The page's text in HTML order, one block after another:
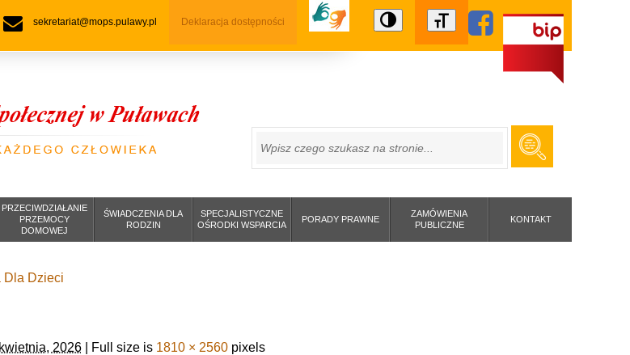
sekretariat@mops.pulawy.pl Deklaracja dostępności
SZUKAJ
PRZECIWDZIAŁANIE
PRZEMOCY
DOMOWEJ
ŚWIADCZENIA DLA
RODZIN
SPECJALISTYCZNE
OŚRODKI WSPARCIA
PORADY PRAWNE
ZAMÓWIENIA
PUBLICZNE
KONTAKT
Dla Dzieci
2026 Full size is 1810 × 2560 pixels